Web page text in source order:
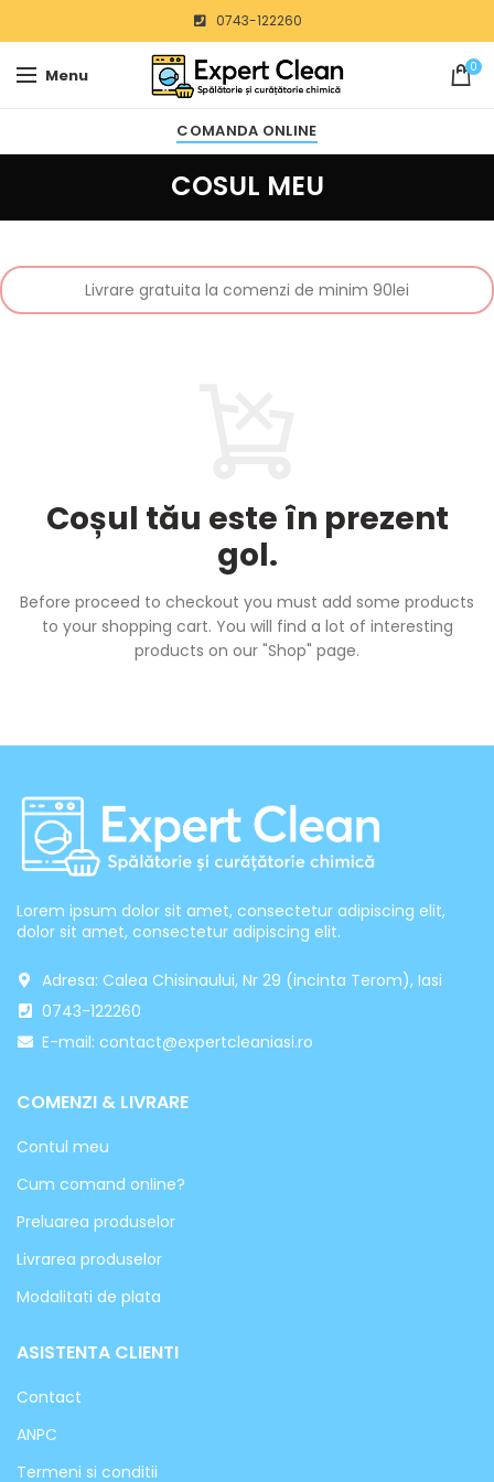
0743-122260
Menu 0
COMANDA ONLINE
COSUL MEU
Livrare gratuita la comenzi de minim 90lei
Coșul tău este în prezent
gol.
Before proceed to checkout you must add some products
to your shopping cart. You will find a lot of interesting
products on our "Shop" page.
Lorem ipsum dolor sit amet, consectetur adipiscing elit,
dolor sit amet, consectetur adipiscing elit.
Adresa: Calea Chisinaului, Nr 29 (incinta Terom), Iasi
0743-122260
E-mail: contact@expertcleaniasi.ro
COMENZI & LIVRARE
Contul meu
Cum comand online?
Preluarea produselor
Livrarea produselor
Modalitati de plata
ASISTENTA CLIENTI
Contact
ANPC
Termeni si conditii